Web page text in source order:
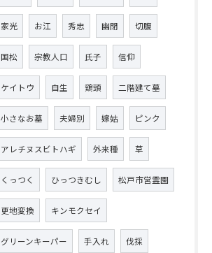
家光 お江 秀忠 幽閉 切腹
国松 宗教人口 氏子 信仰
ケイトウ 自生 鶏頭 二階建て墓
小さなお墓 夫婦別 嫁姑 ピンク
アレチヌスビトハギ 外来種 草
くっつく ひっつきむし 松戸市営霊園
更地変換 キンモクセイ
グリーンキーパー 手入れ 伐採